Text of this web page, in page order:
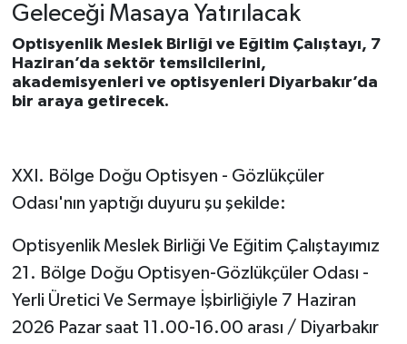
Geleceği Masaya Yatırılacak
Optisyenlik Meslek Birliği ve Eğitim Çalıştayı, 7
Haziran’da sektör temsilcilerini,
akademisyenleri ve optisyenleri Diyarbakır’da
bir araya getirecek.
XXI. Bölge Doğu Optisyen - Gözlükçüler
Odası'nın yaptığı duyuru şu şekilde:
Optisyenlik Meslek Birliği Ve Eğitim Çalıştayımız
21. Bölge Doğu Optisyen-Gözlükçüler Odası -
Yerli Üretici Ve Sermaye İşbirliğiyle 7 Haziran
2026 Pazar saat 11.00-16.00 arası / Diyarbakır